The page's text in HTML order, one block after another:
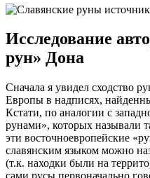
Исследование
рун» Дона
Сначала я увидел сходство
Европы в надписях,
Кстати, по аналогии с
рунами», которых называли
эти восточноевропейские
славянским языком можно
(т.к. находки были на